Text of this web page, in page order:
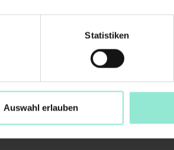
Statistiken
Auswahl erlauben